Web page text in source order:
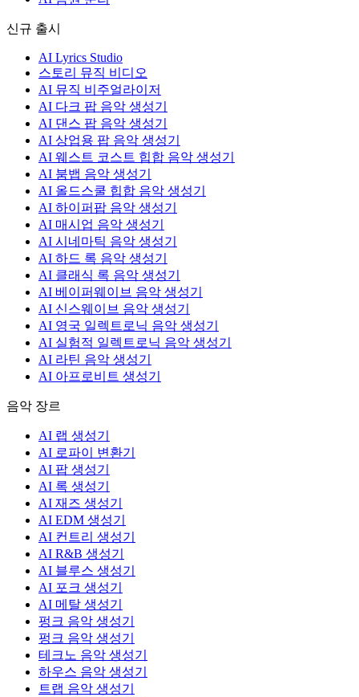
신규 출시
AI Lyrics Studio
스토리 뮤직 비디오
AI 뮤직 비주얼라이저
AI 다크 팝 음악 생성기
AI 댄스 팝 음악 생성기
AI 상업용 팝 음악 생성기
AI 웨스트 코스트 힙합 음악 생성기
AI 붐뱁 음악 생성기
AI 올드스쿨 힙합 음악 생성기
AI 하이퍼팝 음악 생성기
AI 매시업 음악 생성기
AI 시네마틱 음악 생성기
AI 하드 록 음악 생성기
AI 클래식 록 음악 생성기
AI 베이퍼웨이브 음악 생성기
AI 신스웨이브 음악 생성기
AI 영국 일렉트로닉 음악 생성기
AI 실험적 일렉트로닉 음악 생성기
AI 라틴 음악 생성기
AI 아프로비트 생성기
음악 장르
AI 랩 생성기
AI 로파이 변환기
AI 팝 생성기
AI 록 생성기
AI 재즈 생성기
AI EDM 생성기
AI 컨트리 생성기
AI R&B 생성기
AI 블루스 생성기
AI 포크 생성기
AI 메탈 생성기
펑크 음악 생성기
펑크 음악 생성기
테크노 음악 생성기
하우스 음악 생성기
트랩 음악 생성기